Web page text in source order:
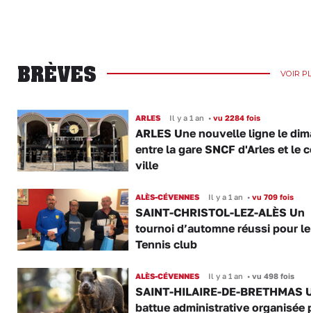
BRÈVES VOIR
ARLES Il y a 1 an •vu 2284 fois
ARLES Une nouvelle ligne le
entre la gare SNCF d'Arles et le
ville
ALÈS-CÉVENNES Il y a 1 an •vu 709 fois
SAINT-CHRISTOL-LEZ-ALÈS Un
tournoi d’automne réussi pour le
Tennis club
ALÈS-CÉVENNES Il y a 1 an •vu 498 fois
SAINT-HILAIRE-DE-BRETHMAS
battue administrative organisée